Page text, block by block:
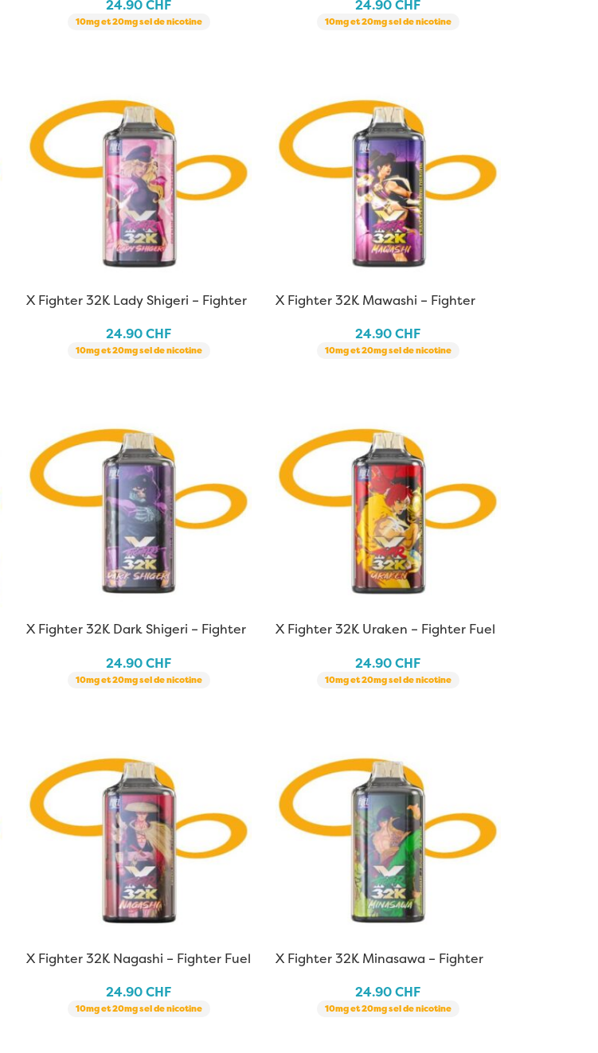
24.90CHF
10mg et 20mg sel de nicotine
24.90CHF
10mg et 20mg sel de nicotine
X Fighter 32K Lady Shigeri – Fighter
24.90CHF
10mg et 20mg sel de nicotine
X Fighter 32K Mawashi – Fighter
24.90CHF
10mg et 20mg sel de nicotine
X Fighter 32K Dark Shigeri – Fighter
24.90CHF
10mg et 20mg sel de nicotine
X Fighter 32K Uraken – Fighter Fuel
24.90CHF
10mg et 20mg sel de nicotine
X Fighter 32K Nagashi – Fighter Fuel
24.90CHF
10mg et 20mg sel de nicotine
X Fighter 32K Minasawa – Fighter
24.90CHF
10mg et 20mg sel de nicotine